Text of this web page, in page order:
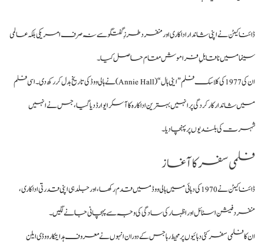
ڈائنا کیٹن نے اپنی شاندار اداکاری اور منفرد طرزِ گفتگو سے نہ صرف امریکی بلکہ عالمی
سینما میں نا قابلِ فراموش مقام حاصل کیا۔
ان کی 1977 کی کلاسک فلم ”اینی ہال “(Annie Hall) نے ہالی ووڈ کی تاریخ بدل کر رکھ دی۔ اسی فلم
میں شاندار کارکردگی پر انہیں بہترین اداکارہ کا آسکر ایوارڈ دیا گیا، جس نے انہیں
شہرت کی بلندیوں پر پہنچا دیا۔
فلمی سفر کا آغاز
ڈائنا کیٹن نے 1970 کی دہائی میں ہالی ووڈ میں قدم رکھا، اور جلد ہی اپنی قدرتی اداکاری،
منفرد فیشن اسٹائل اور اظہار کی سادگی کی وجہ سے پہچانی جانے لگیں۔
ان کا فلمی سفر کئی دہائیوں پر محیط رہا جس کے دوران انہوں نے معروف ہدایتکار ووڈی ایلن